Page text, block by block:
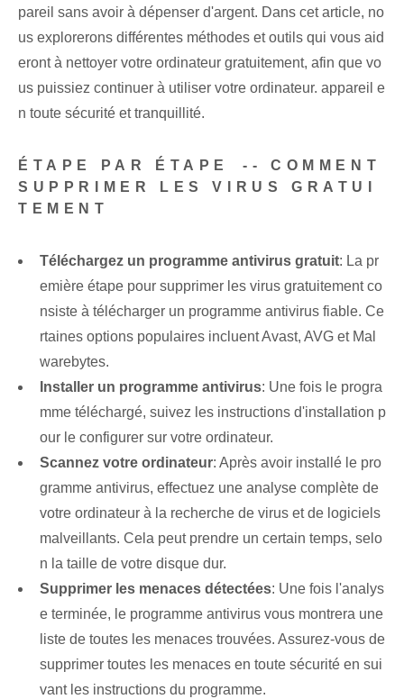
pareil sans avoir à dépenser d'argent. Dans cet article, no
us explorerons différentes méthodes et outils qui vous aid
eront à nettoyer votre ordinateur gratuitement, afin que vo
us puissiez continuer à utiliser votre ordinateur. appareil e
n toute sécurité‌ et ‌tranquillité.
ÉTAPE PAR ÉTAPE ⁣-- COMMENT
SUPPRIMER LES VIRUS GRATUI
TEMENT
Téléchargez un programme antivirus gratuit: La pr
emière étape pour supprimer les virus gratuitement co
nsiste à télécharger un programme antivirus fiable. Ce
rtaines options populaires incluent Avast, AVG et Mal
warebytes.
Installer un programme antivirus: Une fois le progra
mme téléchargé, suivez les instructions d'installation p
our le configurer sur votre ordinateur.
Scannez votre ordinateur: Après avoir installé le pro
gramme antivirus, effectuez une analyse complète de
votre ordinateur à la recherche de virus et de logiciels
malveillants. Cela peut prendre un certain temps, selo
n la taille de votre disque dur.
Supprimer les menaces détectées: Une fois l'analys
e terminée, le programme antivirus vous montrera une
liste de toutes les menaces trouvées. Assurez-vous de
supprimer toutes les menaces en toute sécurité en sui
vant les instructions du programme.